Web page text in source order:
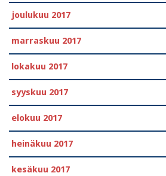
joulukuu 2017
marraskuu 2017
lokakuu 2017
syyskuu 2017
elokuu 2017
heinäkuu 2017
kesäkuu 2017